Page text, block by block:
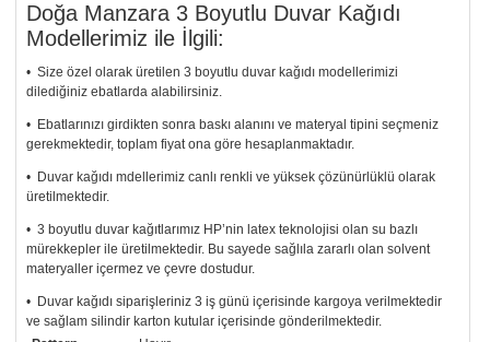
Doğa Manzara 3 Boyutlu Duvar Kağıdı
Modellerimiz ile İlgili:
• Size özel olarak üretilen 3 boyutlu duvar kağıdı modellerimizi
dilediğiniz ebatlarda alabilirsiniz.
• Ebatlarınızı girdikten sonra baskı alanını ve materyal tipini seçmeniz
gerekmektedir, toplam fiyat ona göre hesaplanmaktadır.
• Duvar kağıdı mdellerimiz canlı renkli ve yüksek çözünürlüklü olarak
üretilmektedir.
• 3 boyutlu duvar kağıtlarımız HP’nin latex teknolojisi olan su bazlı
mürekkepler ile üretilmektedir. Bu sayede sağlıla zararlı olan solvent
materyaller içermez ve çevre dostudur.
• Duvar kağıdı siparişleriniz 3 iş günü içerisinde kargoya verilmektedir
ve sağlam silindir karton kutular içerisinde gönderilmektedir.